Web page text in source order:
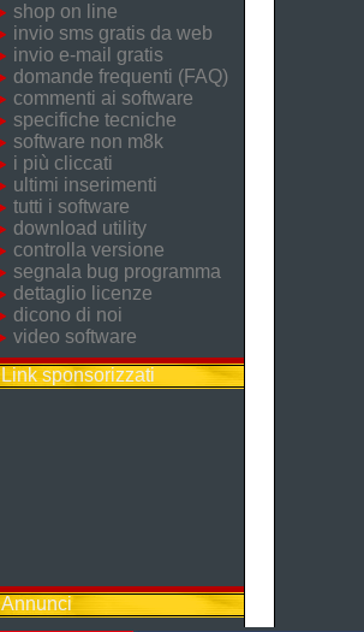
shop on line
invio sms gratis da web
invio e-mail gratis
domande frequenti (FAQ)
commenti ai software
specifiche tecniche
software non m8k
i più cliccati
ultimi inserimenti
tutti i software
download utility
controlla versione
segnala bug programma
dettaglio licenze
dicono di noi
video software
Link sponsorizzati
Annunci